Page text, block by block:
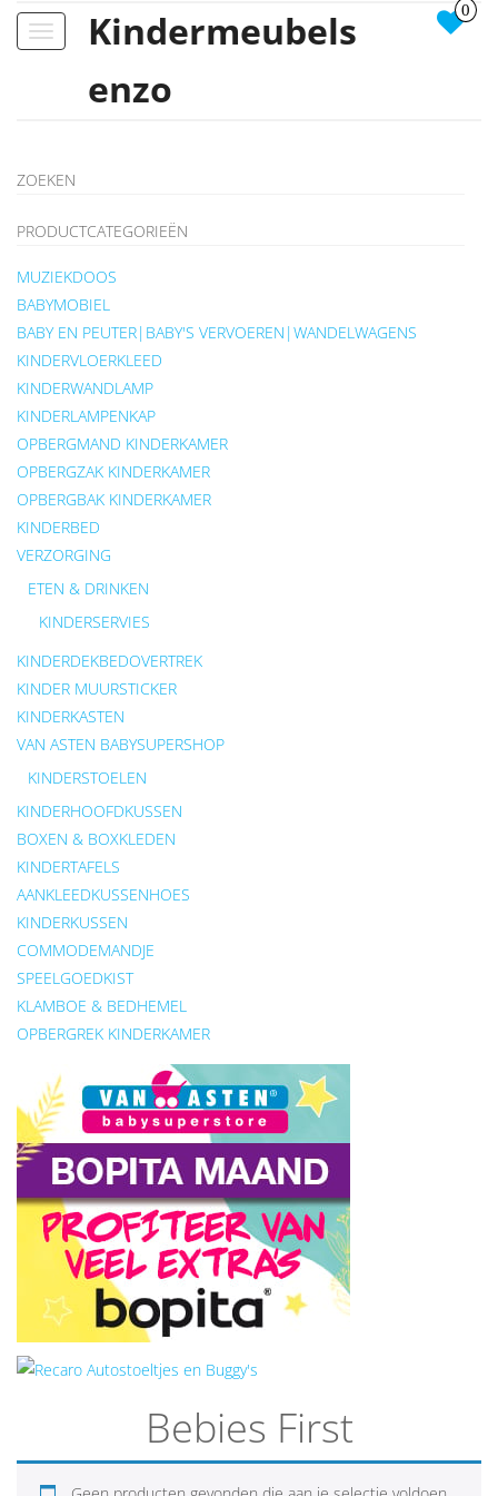
Toggle
Kindermeubels
enzo
0
ZOEKEN
PRODUCTCATEGORIEËN
MUZIEKDOOS
BABYMOBIEL
BABY EN PEUTER|BABY'S VERVOEREN|WANDELWAGENS
KINDERVLOERKLEED
KINDERWANDLAMP
KINDERLAMPENKAP
OPBERGMAND KINDERKAMER
OPBERGZAK KINDERKAMER
OPBERGBAK KINDERKAMER
KINDERBED
VERZORGING
ETEN & DRINKEN
KINDERSERVIES
KINDERDEKBEDOVERTREK
KINDER MUURSTICKER
KINDERKASTEN
VAN ASTEN BABYSUPERSHOP
KINDERSTOELEN
KINDERHOOFDKUSSEN
BOXEN & BOXKLEDEN
KINDERTAFELS
AANKLEEDKUSSENHOES
KINDERKUSSEN
COMMODEMANDJE
SPEELGOEDKIST
KLAMBOE & BEDHEMEL
OPBERGREK KINDERKAMER
Bebies First